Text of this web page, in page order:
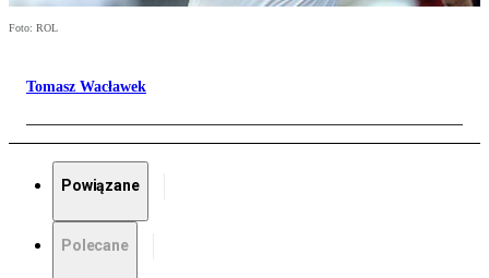
Foto: ROL
Tomasz Wacławek
Powiązane
Polecane